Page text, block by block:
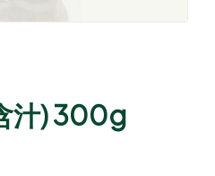
汁) 300g